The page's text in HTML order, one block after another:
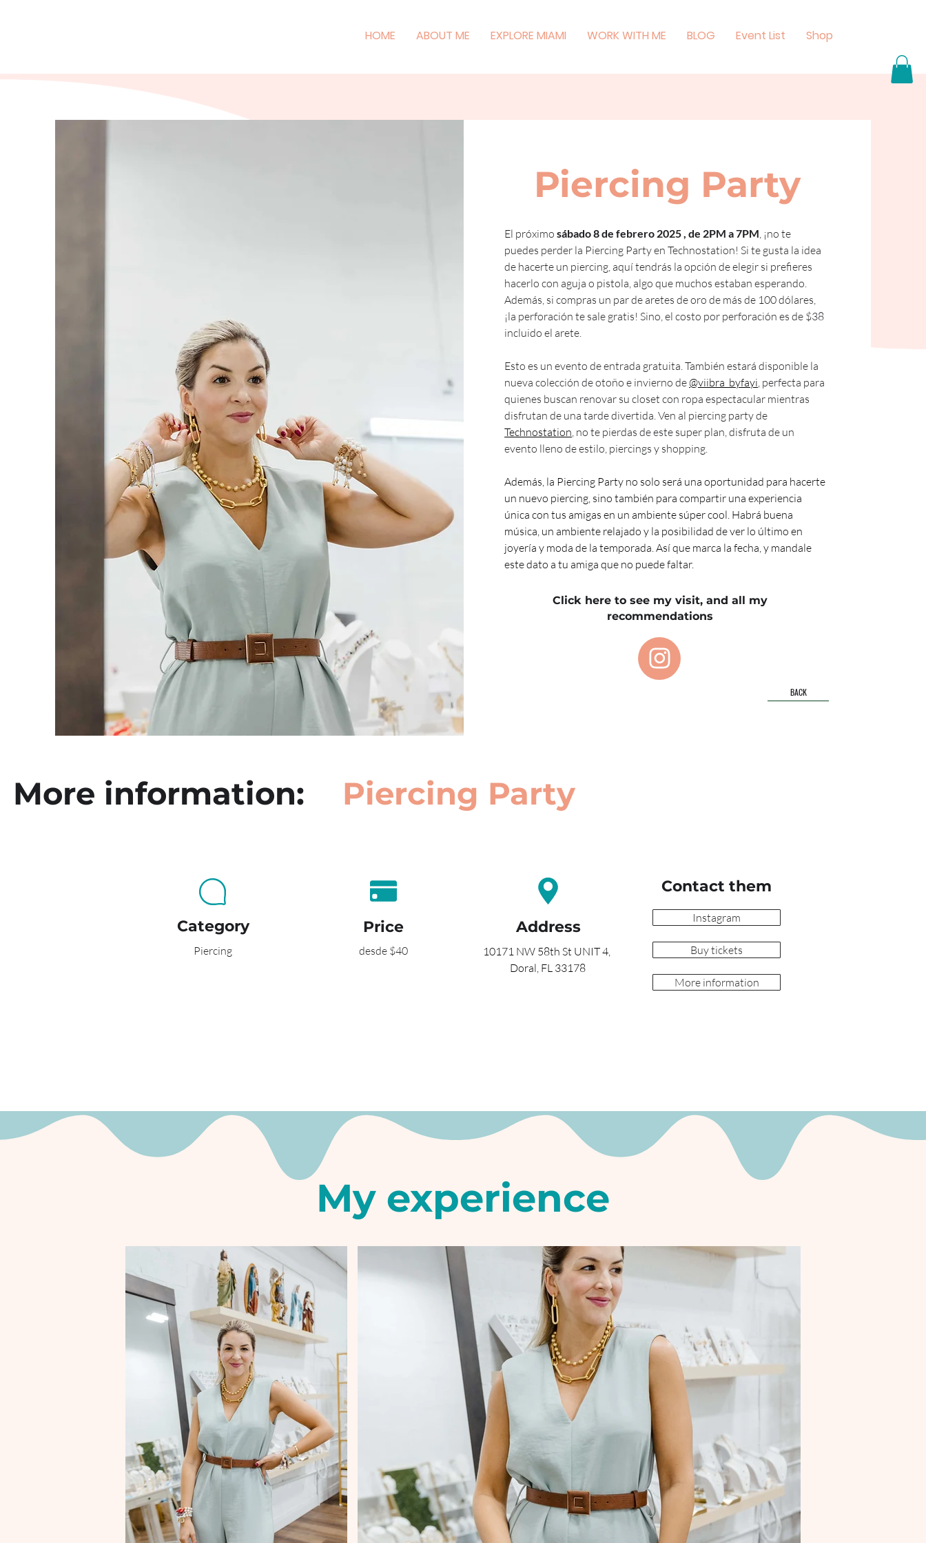
HOME ABOUT ME EXPLORE MIAMI WORK WITH ME BLOG Event List Shop
Piercing Party
El próximo sábado 8 de febrero 2025 , de 2PM a 7PM , ¡no te
puedes perder la Piercing Party en Technostation! Si te gusta la idea
de hacerte un piercing, aquí tendrás la opción de elegir si prefieres
hacerlo con aguja o pistola, algo que muchos estaban esperando.
Además, si compras un par de aretes de oro de más de 100 dólares,
¡la perforación te sale gratis! Sino, el costo por perforación es de $38
incluido el arete.
Esto es un evento de entrada gratuita. También estará disponible la
nueva colección de otoño e invierno de @viibra_byfayi , perfecta para
quienes buscan renovar su closet con ropa espectacular mientras
disfrutan de una tarde divertida. Ven al piercing party de
Technostation , no te pierdas de este super plan, disfruta de un
evento lleno de estilo, piercings y shopping.
Además, la Piercing Party no solo será una oportunidad para hacerte
un nuevo piercing, sino también para compartir una experiencia
única con tus amigas en un ambiente súper cool. Habrá buena
música, un ambiente relajado y la posibilidad de ver lo último en
joyería y moda de la temporada. Así que marca la fecha, y mandale
este dato a tu amiga que no puede faltar.
Click here to see my visit, and all my
recommendations
BACK
More information: Piercing Party
Category
Piercing
Price
desde $40
Address
10171 NW 58th St UNIT 4,
Doral, FL 33178
Contact them
Instagram
Buy tickets
More information
My experience